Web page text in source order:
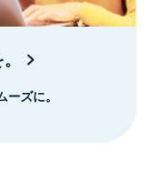
ズに。